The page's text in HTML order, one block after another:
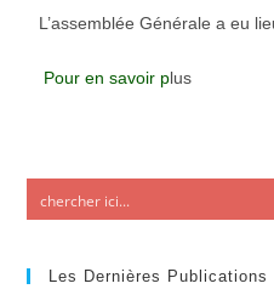
L’assemblée Générale a eu
Pour en savoir plus
Les Dernières Publications